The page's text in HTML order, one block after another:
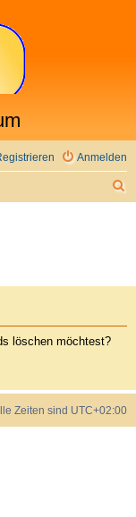
Anmelden
löschen möchtest?
Zeiten sind UTC+02:00